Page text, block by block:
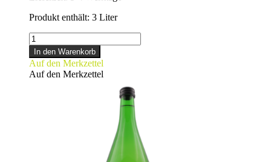
Produkt enthält: 3 Liter
SILVANER
3,00
L
Menge
In den Warenkorb
Auf den Merkzettel
Auf den Merkzettel